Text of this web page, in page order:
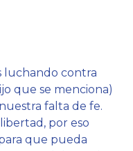
luchando contra
que se menciona)
falta de fe.
por eso
que pueda